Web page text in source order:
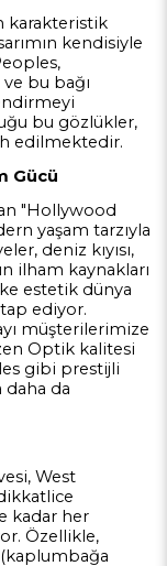
karakteristik
kendisiyle
bu bağı
bu gözlükler,
edilmektedir.
Gücü
"Hollywood
yaşam tarzıyla
deniz kıyısı,
ilham kaynakları
estetik dünya
ediyor.
müşterilerimize
Optik kalitesi
gibi prestijli
da
West
kadar her
Özellikle,